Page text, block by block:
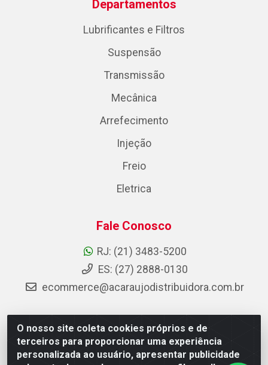
O nosso site coleta cookies próprios e de
terceiros para proporcionar uma experiência
personalizada ao usuário, apresentar publicidade
Departamentos
Lubrificantes e Filtros
Suspensão
Transmissão
Mecânica
Arrefecimento
Injeção
Freio
Eletrica
Fale Conosco
RJ: (21) 3483-5200
ES: (27) 2888-0130
ecommerce@acaraujodistribuidora.com.br
AC Araujo Distribuidora - Rua Carneiro de Campos, 42 -
São Cristóvão, Rio de Janeiro/RJ - CEP 20.920-410 -
CNPJ 08.744.753/0003-85